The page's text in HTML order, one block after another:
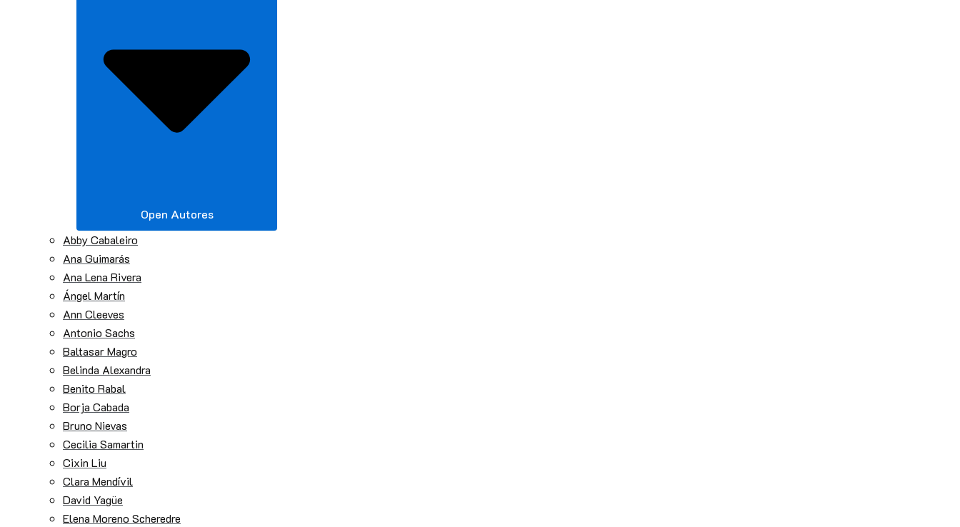
Open Autores
Abby Cabaleiro
Ana Guimarás
Ana Lena Rivera
Ángel Martín
Ann Cleeves
Antonio Sachs
Baltasar Magro
Belinda Alexandra
Benito Rabal
Borja Cabada
Bruno Nievas
Cecilia Samartin
Cixin Liu
Clara Mendívil
David Yagüe
Elena Moreno Scheredre